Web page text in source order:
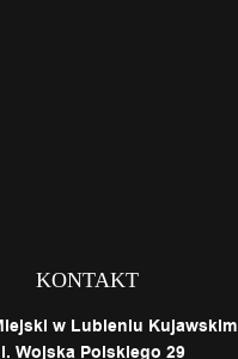
KONTAKT
w Lubieniu Kujawskim
Wojska Polskiego 29